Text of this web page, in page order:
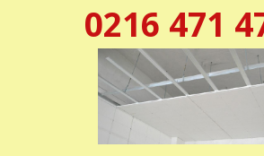
0216 471